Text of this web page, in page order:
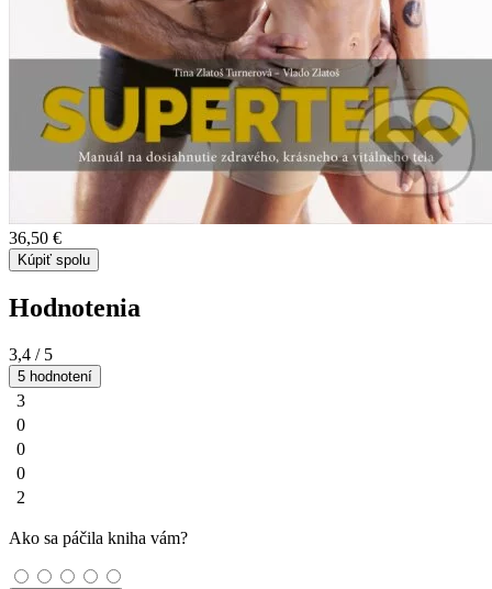
36,50 €
Kúpiť spolu
Hodnotenia
3,4 / 5
5 hodnotení
3
0
0
0
2
Ako sa páčila kniha vám?